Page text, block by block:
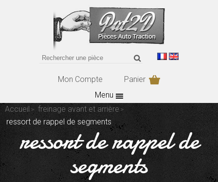
Mon Compte
Panier
Menu
Accueil
freinage avant et arrière
ressort de rappel de segments
ressort de rappel de
segments